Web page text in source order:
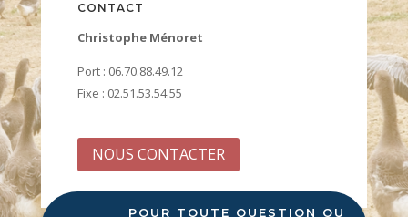
CONTACT
Christophe Ménoret
Port : 06.70.88.49.12
Fixe : 02.51.53.54.55
NOUS CONTACTER
POUR TOUTE QUESTION OU